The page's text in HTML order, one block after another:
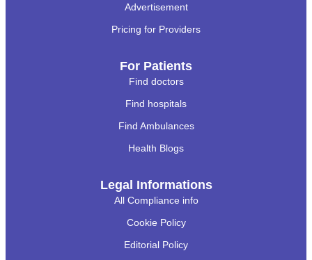
Advertisement
Pricing for Providers
For Patients
Find doctors
Find hospitals
Find Ambulances
Health Blogs
Legal Informations
All Compliance info
Cookie Policy
Editorial Policy